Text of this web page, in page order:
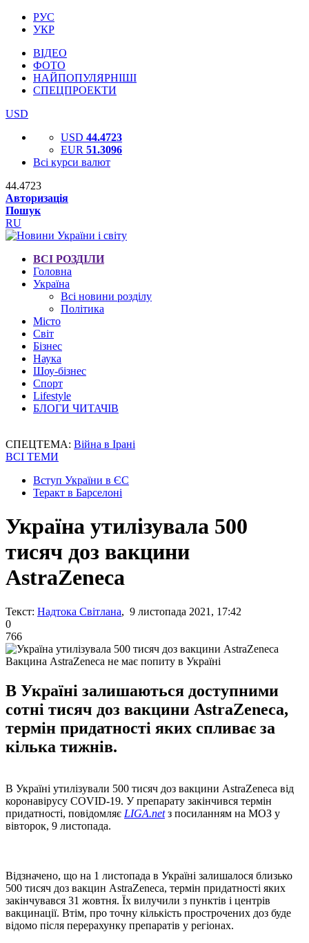
РУС
УКР
ВІДЕО
ФОТО
НАЙПОПУЛЯРНІШІ
СПЕЦПРОЕКТИ
USD
USD 44.4723
EUR 51.3096
Всі курси валют
44.4723
Авторизація
Пошук
RU
ВСІ РОЗДІЛИ
Головна
Україна
Всі новини розділу
Політика
Місто
Світ
Бізнес
Наука
Шоу-бізнес
Спорт
Lifestyle
БЛОГИ ЧИТАЧІВ
СПЕЦТЕМА: Війна в Ірані
ВСІ ТЕМИ
Вступ України в ЄС
Теракт в Барселоні
Україна утилізувала 500
тисяч доз вакцини
AstraZeneca
Текст: Надтока Світлана, 9 листопада 2021, 17:42
0
766
Вакцина AstraZeneca не має попиту в Україні
В Україні залишаються доступними
сотні тисяч доз вакцини AstraZeneca,
термін придатності яких спливає за
кілька тижнів.
В Україні утилізували 500 тисяч доз вакцини AstraZeneca від
коронавірусу COVID-19. У препарату закінчився термін
придатності, повідомляє LIGA.netз посиланням на МОЗ у
вівторок, 9 листопада.
Відзначено, що на 1 листопада в Україні залишалося близько
500 тисяч доз вакцин AstraZeneca, термін придатності яких
закінчувався 31 жовтня. Їх вилучили з пунктів і центрів
вакцинації. Втім, про точну кількість прострочених доз буде
відомо після перерахунку препаратів у регіонах.